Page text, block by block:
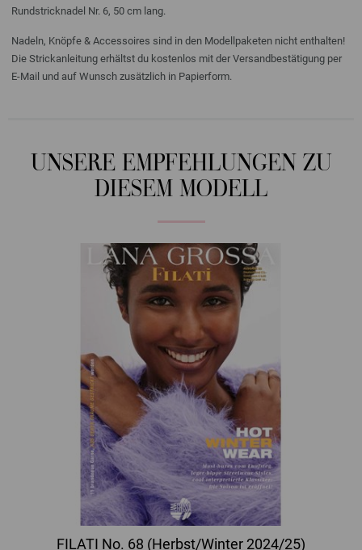
Rundstricknadel Nr. 6, 50 cm lang.
Nadeln, Knöpfe & Accessoires sind in den Modellpaketen nicht enthalten!
Die Strickanleitung erhältst du kostenlos mit der Versandbestätigung per
E-Mail und auf Wunsch zusätzlich in Papierform.
UNSERE EMPFEHLUNGEN ZU
DIESEM MODELL
FILATI No. 68 (Herbst/Winter 2024/25)